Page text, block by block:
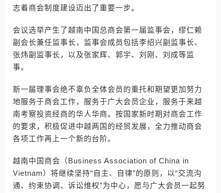
志着商会制度建设迈出了重要一步。
会议选举产生了越南中国总商会第一届监事会，缪仁赖
副会长兼任监事长，监事会成员包括李绍兴副监事长、
张炜副监事长，以及张家辉、郭宇、刘刚、刘成等监
事。
新一届理事会绝不辜负全体会员的重托和期望更加努力
地服务于商会工作，服务于广大会员企业，服务于来越
南考察投资经商的华人华商。按国家新时期对商会工作
的要求，积极促进中越两国的经贸发展，全力推动商会
各项工作再上一个新的台阶。
越南中国商会（Business Association of China in
Vietnam）将继续坚持“自主、自律”的原则，以“交流沟
通、约束协调、诉讼维权”为中心，愿与广大会员一起努